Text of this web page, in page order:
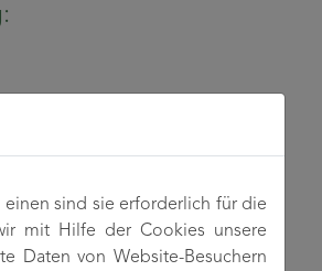
einen sind sie erforderlich für die
mit Hilfe der Cookies unsere
Daten von Website-Besuchern